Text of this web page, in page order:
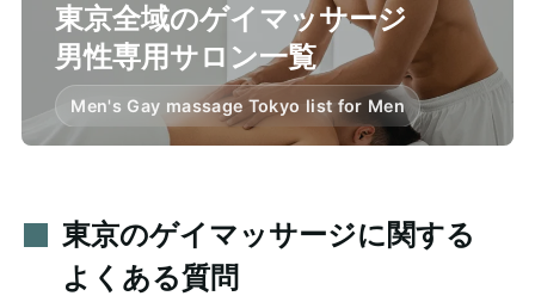
東京全域のゲイマッサージ
男性専用サロン一覧
Men's Gay massage Tokyo list for Men
東京のゲイマッサージに関する
よくある質問